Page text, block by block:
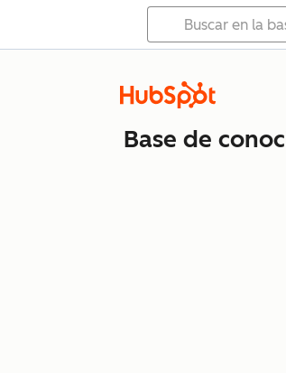
Base de